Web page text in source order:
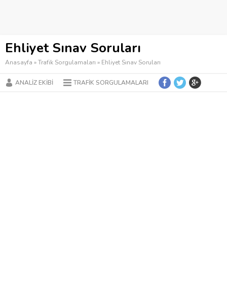
Ehliyet Sınav Soruları
Anasayfa »Trafik Sorgulamaları » Ehliyet Sınav Soruları
ANALIZ EKIBI TRAFIK SORGULAMALARI